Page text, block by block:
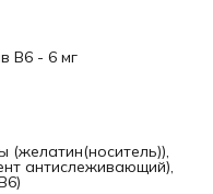
В6 - 6 мг
(желатин(носитель)),
антислеживающий),